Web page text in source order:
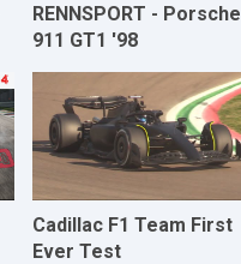
RENNSPORT - Porsche
911 GT1 '98
Cadillac F1 Team First
Ever Test